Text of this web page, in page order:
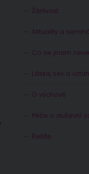
Žárlivost
Aktuality a
Co se jinam
Láska, sex a
O výchově
Péče o duševní
Řešíte